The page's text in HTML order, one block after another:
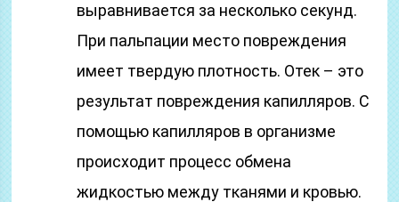
выравнивается за несколько секунд.
При пальпации место повреждения
имеет твердую плотность. Отек – это
результат повреждения капилляров. С
помощью капилляров в организме
происходит процесс обмена
жидкостью между тканями и кровью.